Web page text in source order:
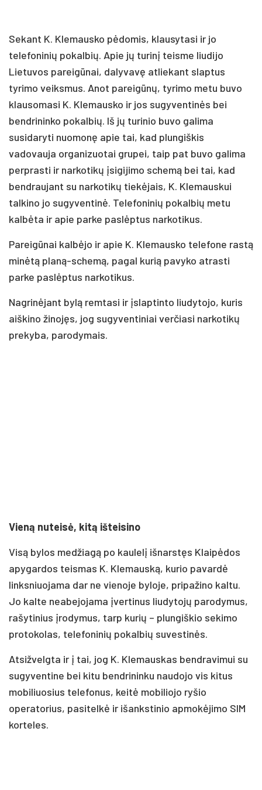
Sekant K. Klemausko pėdomis, klausytasi ir jo
telefoninių pokalbių. Apie jų turinį teisme liudijo
Lietuvos pareigūnai, dalyvavę atliekant slaptus
tyrimo veiksmus. Anot pareigūnų, tyrimo metu buvo
klausomasi K. Klemausko ir jos sugyventinės bei
bendrininko pokalbių. Iš jų turinio buvo galima
susidaryti nuomonę apie tai, kad plungiškis
vadovauja organizuotai grupei, taip pat buvo galima
perprasti ir narkotikų įsigijimo schemą bei tai, kad
bendraujant su narkotikų tiekėjais, K. Klemauskui
talkino jo sugyventinė. Telefoninių pokalbių metu
kalbėta ir apie parke paslėptus narkotikus.
Pareigūnai kalbėjo ir apie K. Klemausko telefone rastą
minėtą planą-schemą, pagal kurią pavyko atrasti
parke paslėptus narkotikus.
Nagrinėjant bylą remtasi ir įslaptinto liudytojo, kuris
aiškino žinojęs, jog sugyventiniai verčiasi narkotikų
prekyba, parodymais.
Vieną nuteisė, kitą išteisino
Visą bylos medžiagą po kaulelį išnarstęs Klaipėdos
apygardos teismas K. Klemauską, kurio pavardė
linksniuojama dar ne vienoje byloje, pripažino kaltu.
Jo kalte neabejojama įvertinus liudytojų parodymus,
rašytinius įrodymus, tarp kurių – plungiškio sekimo
protokolas, telefoninių pokalbių suvestinės.
Atsižvelgta ir į tai, jog K. Klemauskas bendravimui su
sugyventine bei kitu bendrininku naudojo vis kitus
mobiliuosius telefonus, keitė mobiliojo ryšio
operatorius, pasitelkė ir išankstinio apmokėjimo SIM
korteles.